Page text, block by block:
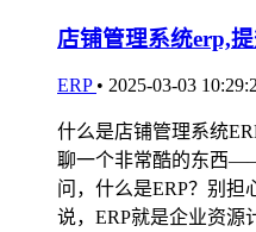
店铺管理系统erp,
ERP • 2025-03-03
什么是店铺管理系统
聊一个非常酷的东西
问，什么是ERP？别担
说，ERP就是企业资源